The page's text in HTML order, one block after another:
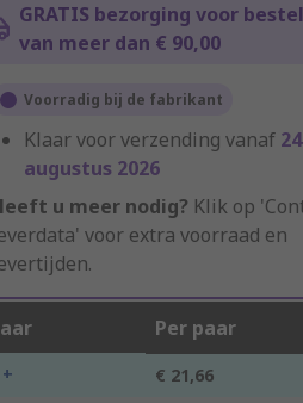
GRATIS bezorging voor
van meer dan € 90,00
Voorradig bij de fabrikant
Klaar voor verzending vanaf 24
augustus 2026
u meer nodig? Klik op
voor extra voorraad en
Per paar
€ 21,66